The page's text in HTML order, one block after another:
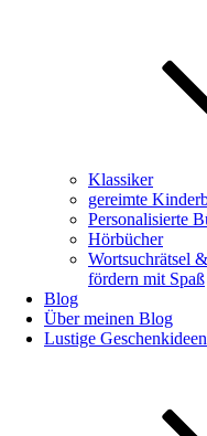
Klassiker
gereimte
Personalisierte
Hörbücher
Wortsuchrätsel
fördern mit Spaß
Blog
Über meinen Blog
Lustige Geschenkideen